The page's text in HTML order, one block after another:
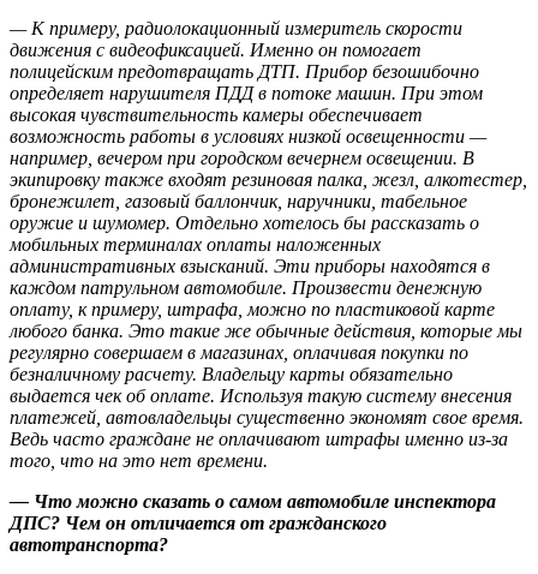
— К примеру, радиолокационный измеритель скорости
движения с видеофиксацией. Именно он помогает
полицейским предотвращать ДТП. Прибор безошибочно
определяет нарушителя ПДД в потоке машин. При этом
высокая чувствительность камеры обеспечивает
возможность работы в условиях низкой освещенности —
например, вечером при городском вечернем освещении. В
экипировку также входят резиновая палка, жезл, алкотестер,
бронежилет, газовый баллончик, наручники, табельное
оружие и шумомер. Отдельно хотелось бы рассказать о
мобильных терминалах оплаты наложенных
административных взысканий. Эти приборы находятся в
каждом патрульном автомобиле. Произвести денежную
оплату, к примеру, штрафа, можно по пластиковой карте
любого банка. Это такие же обычные действия, которые мы
регулярно совершаем в магазинах, оплачивая покупки по
безналичному расчету. Владельцу карты обязательно
выдается чек об оплате. Используя такую систему внесения
платежей, автовладельцы существенно экономят свое время.
Ведь часто граждане не оплачивают штрафы именно из-за
того, что на это нет времени.
— Что можно сказать о самом автомобиле инспектора
ДПС? Чем он отличается от гражданского
автотранспорта?